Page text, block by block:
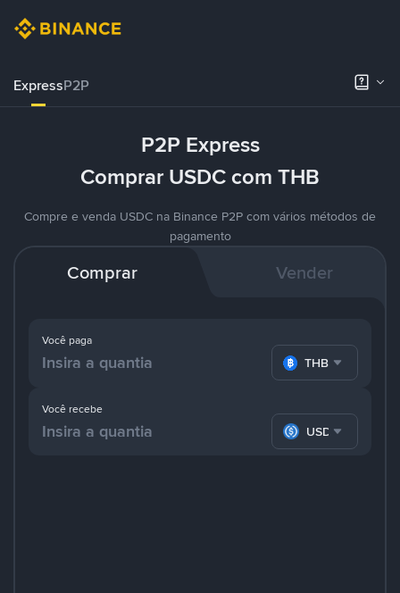
ExpressP2P
P2P Express
Comprar USDC com THB
Compre e venda USDC na Binance P2P com vários métodos de
pagamento
Comprar Vender
Você paga
THB
Você recebe
USDC